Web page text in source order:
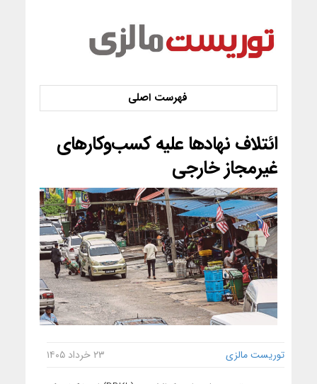
ائتلاف نهادها علیه کسب‌وکارهای
غیرمجاز خارجی
توریست مالزی ۲۳ خرداد ۱۴۰۵